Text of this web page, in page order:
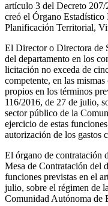
artículo 3 del Decreto 207/
creó el Órgano
Planificación Territorial,
El Director o Directora de
del departamento en los
licitación no exceda de
competente, en las
propios en los términos
116/2016, de 27 de julio,
sector público de la
ejercicio de estas
autorización de los gastos
El órgano de contratación
Mesa de Contratación del
funciones previstas en el
julio, sobre el régimen de
Comunidad Autónoma de